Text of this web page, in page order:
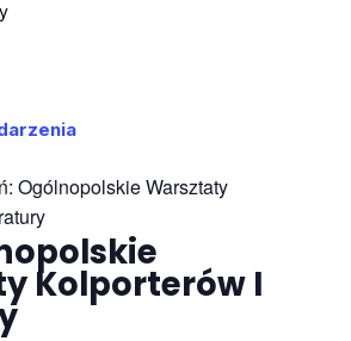
Ogólnopolskie Warsztaty
Kolporterów I